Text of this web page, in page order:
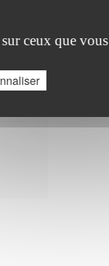
ceux que